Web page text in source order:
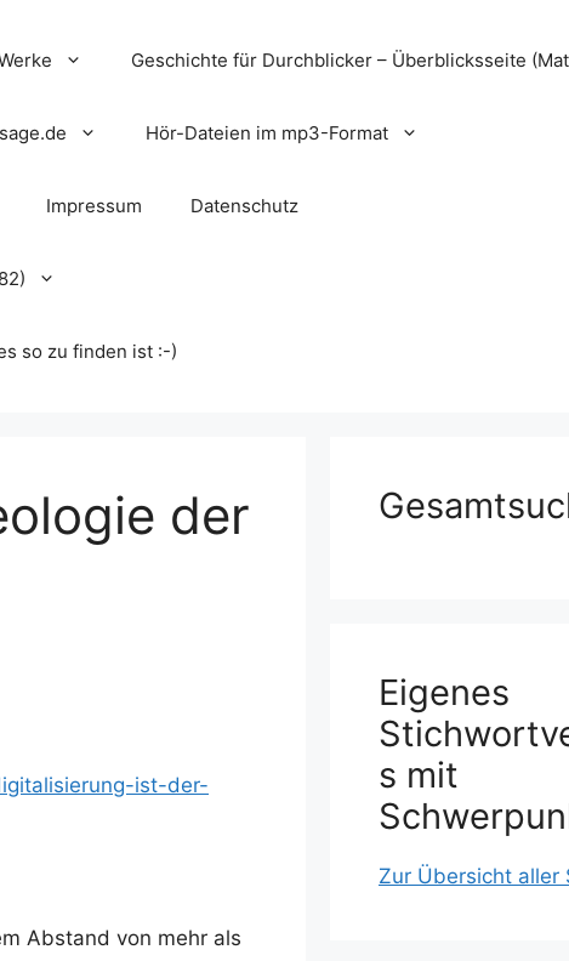
Geschichte für Durchblicker – Überblicksseite
Hör-Dateien im mp3-Format
Impressum Datenschutz
so zu finden ist :-)
der
ist-der-
Abstand von mehr als
Eigenes
s mit
Zur Übersicht aller